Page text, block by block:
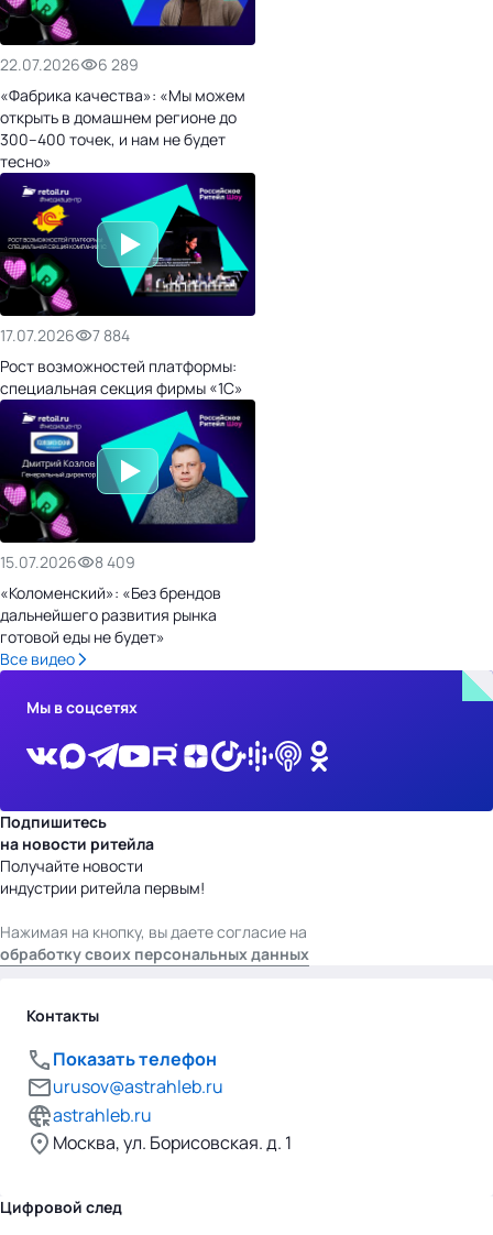
22.07.2026
6 289
«Фабрика качества»: «Мы можем
открыть в домашнем регионе до
300–400 точек, и нам не будет
тесно»
17.07.2026
7 884
Рост возможностей платформы:
специальная секция фирмы «1С»
15.07.2026
8 409
«Коломенский»: «Без брендов
дальнейшего развития рынка
готовой еды не будет»
Все видео
Мы в соцсетях
Подпишитесь
на новости ритейла
Получайте новости
индустрии ритейла первым!
Нажимая на кнопку, вы даете согласие на
обработку своих персональных данных
Контакты
Показать телефон
urusov@astrahleb.ru
astrahleb.ru
Москва, ул. Борисовская. д. 1
Цифровой след